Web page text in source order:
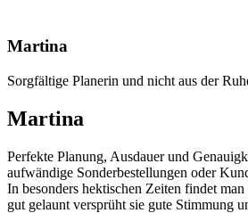
Martina
Sorgfältige Planerin und nicht aus der
Martina
Perfekte Planung, Ausdauer und
aufwändige Sonderbestellungen oder
In besonders hektischen Zeiten findet
gut gelaunt versprüht sie gute Stimmung